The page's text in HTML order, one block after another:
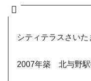
シティテラスさいた
2007年築 北与野駅